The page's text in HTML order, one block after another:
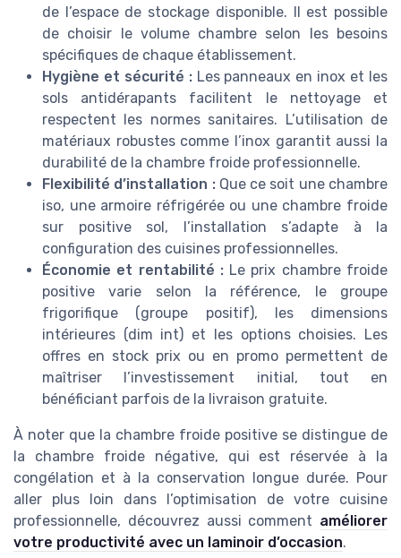
de l’espace de stockage disponible. Il est possible
de choisir le volume chambre selon les besoins
spécifiques de chaque établissement.
Hygiène et sécurité :Les panneaux en inox et les
sols antidérapants facilitent le nettoyage et
respectent les normes sanitaires. L’utilisation de
matériaux robustes comme l’inox garantit aussi la
durabilité de la chambre froide professionnelle.
Flexibilité d’installation :Que ce soit une chambre
iso, une armoire réfrigérée ou une chambre froide
sur positive sol, l’installation s’adapte à la
configuration des cuisines professionnelles.
Économie et rentabilité :Le prix chambre froide
positive varie selon la référence, le groupe
frigorifique (groupe positif), les dimensions
intérieures (dim int) et les options choisies. Les
offres en stock prix ou en promo permettent de
maîtriser l’investissement initial, tout en
bénéficiant parfois de la livraison gratuite.
À noter que la chambre froide positive se distingue de
la chambre froide négative, qui est réservée à la
congélation et à la conservation longue durée. Pour
aller plus loin dans l’optimisation de votre cuisine
professionnelle, découvrez aussi comment améliorer
votre productivité avec un laminoir d’occasion.